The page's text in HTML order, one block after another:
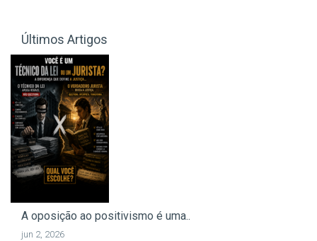
Últimos Artigos
A oposição ao positivismo é uma..
jun 2, 2026